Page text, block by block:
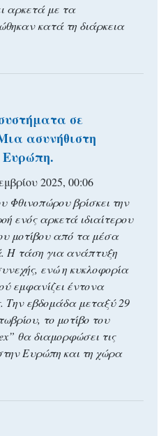
αρκετά με τα
κατά τη διάρκεια
σε
ασυνήθιστη
Ευρώπη.
2025, 00:06
Φθινοπώρου βρίσκει την
ενός αρκετά ιδιαίτερου
μοτίβου από τα μέσα
Η τάση για ανάπτυξη
ενώ η κυκλοφορία
εμφανίζει έντονα
Την εβδομάδα μεταξύ 29
το μοτίβο του
θα διαμορφώσει τις
Ευρώπη και τη χώρα